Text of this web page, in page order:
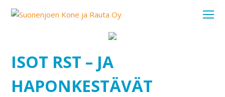
ISOT RST – JA
HAPONKESTÄVÄT